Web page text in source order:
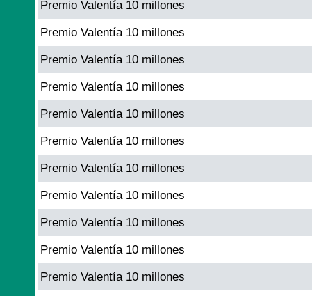
Premio Valentía 10 millones
Premio Valentía 10 millones
Premio Valentía 10 millones
Premio Valentía 10 millones
Premio Valentía 10 millones
Premio Valentía 10 millones
Premio Valentía 10 millones
Premio Valentía 10 millones
Premio Valentía 10 millones
Premio Valentía 10 millones
Premio Valentía 10 millones